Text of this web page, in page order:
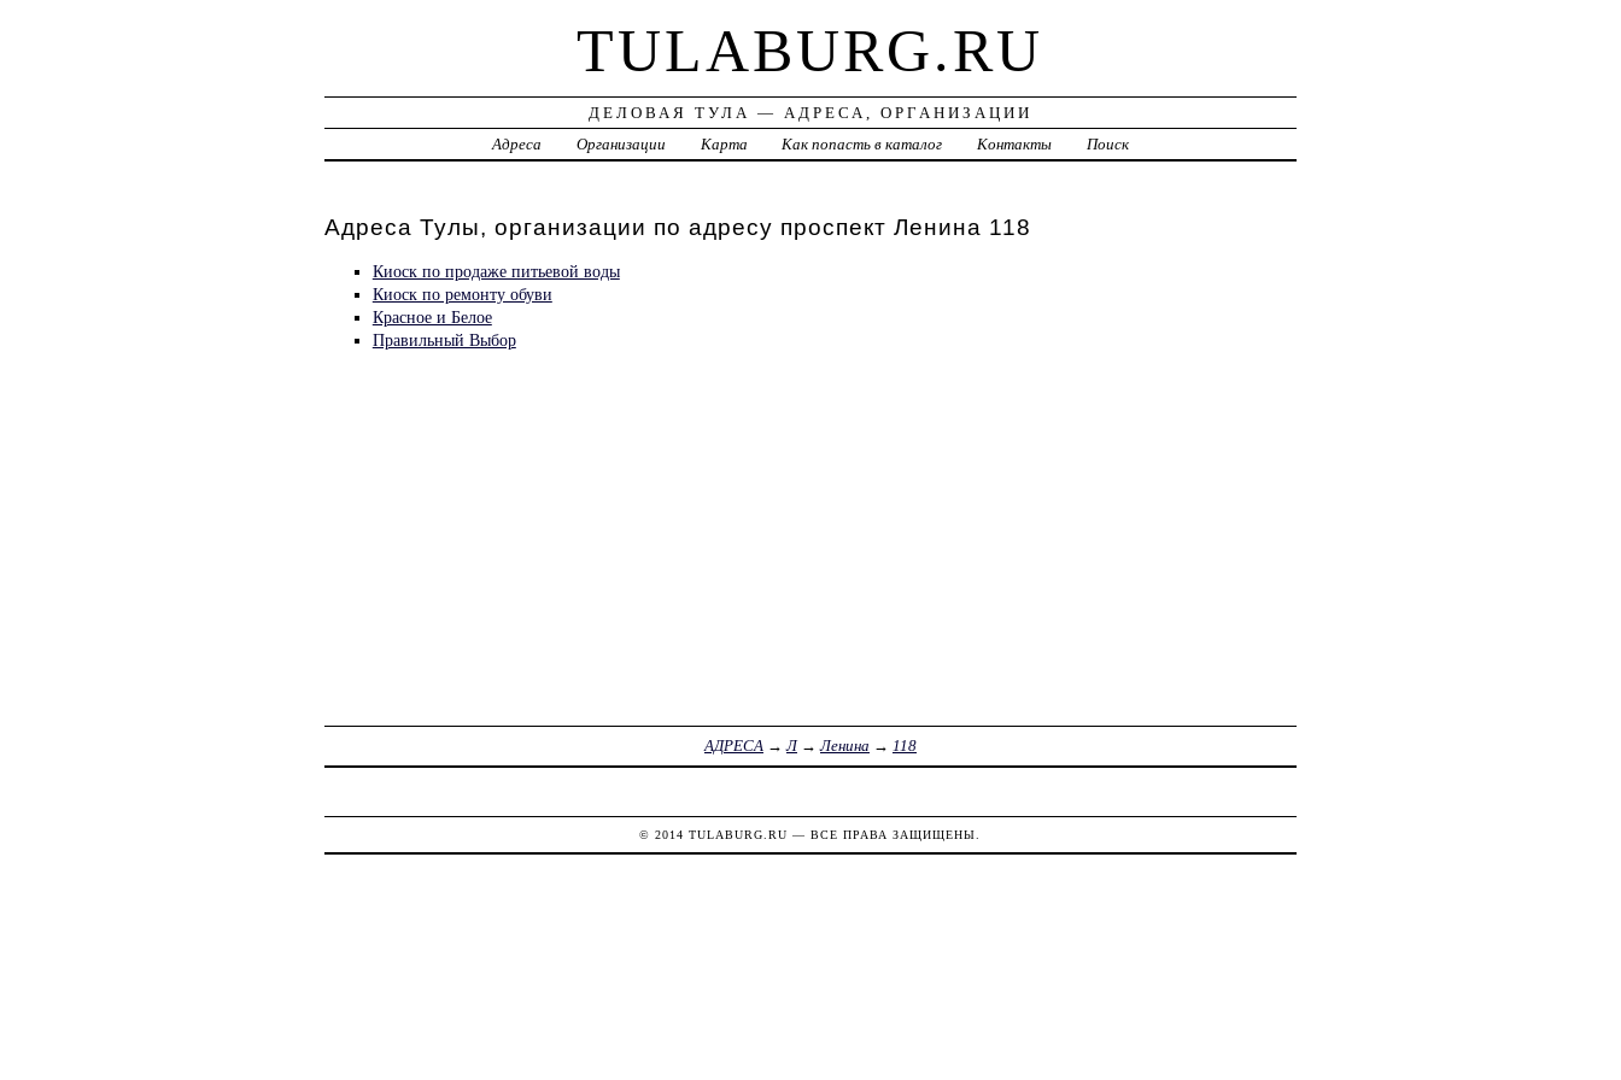
TULABURG.RU
ДЕЛОВАЯ ТУЛА — АДРЕСА, ОРГАНИЗАЦИИ
Адреса
Организации Карта Как попасть в каталог Контакты Поиск
Адреса Тулы, организации по адресу проспект Ленина 118
Киоск по продаже питьевой воды
Киоск по ремонту обуви
Красное и Белое
Правильный Выбор
АДРЕСА→Л→Ленина → 118
© 2014TULABURG.RU — ВСЕ ПРАВА ЗАЩИЩЕНЫ.